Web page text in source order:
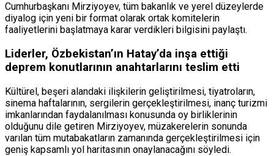
Cumhurbaşkanı Mirziyoyev, tüm bakanlık ve yerel düzeylerde
diyalog için yeni bir format olarak ortak komitelerin
faaliyetlerini başlatmaya karar verdikleri bilgisini paylaştı.
Liderler, Özbekistan’ın Hatay’da inşa ettiği
deprem konutlarının anahtarlarını teslim etti
Kültürel, beşeri alandaki ilişkilerin geliştirilmesi, tiyatroların,
sinema haftalarının, sergilerin gerçekleştirilmesi, inanç turizmi
imkanlarından faydalanılması konusunda oy birliklerinin
olduğunu dile getiren Mirziyoyev, müzakerelerin sonunda
varılan tüm mutabakatların zamanında gerçekleştirilmesi için
geniş kapsamlı yol haritasının onaylanacağını söyledi.